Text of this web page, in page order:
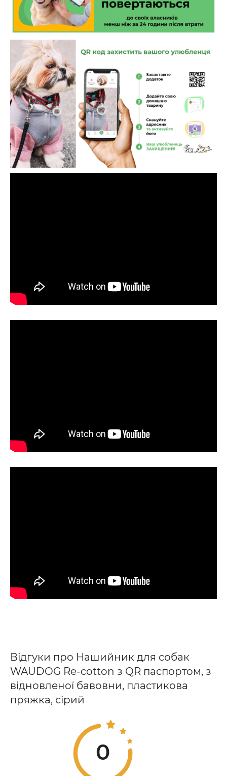
Відгуки про Нашийник для собак
WAUDOG Re-cotton з QR паспортом, з
відновленої бавовни, пластикова
пряжка, сірий
0